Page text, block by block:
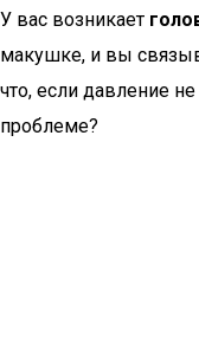
У вас возникает
макушке, и вы
что, если давление
проблеме?